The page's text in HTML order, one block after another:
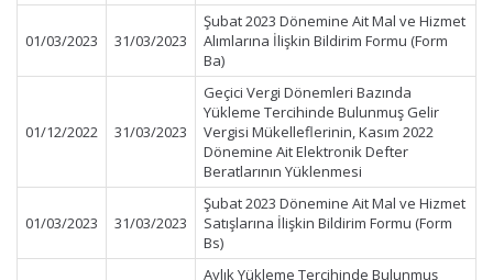
01/03/2023 31/03/2023
Şubat 2023 Dönemine Ait Mal ve Hizmet
Alımlarına İlişkin Bildirim Formu (Form
Ba)
01/12/2022 31/03/2023
Geçici Vergi Dönemleri Bazında
Yükleme Tercihinde Bulunmuş Gelir
Vergisi Mükelleflerinin, Kasım 2022
Dönemine Ait Elektronik Defter
Beratlarının Yüklenmesi
01/03/2023 31/03/2023
Şubat 2023 Dönemine Ait Mal ve Hizmet
Satışlarına İlişkin Bildirim Formu (Form
Bs)
Aylık Yükleme Tercihinde Bulunmuş